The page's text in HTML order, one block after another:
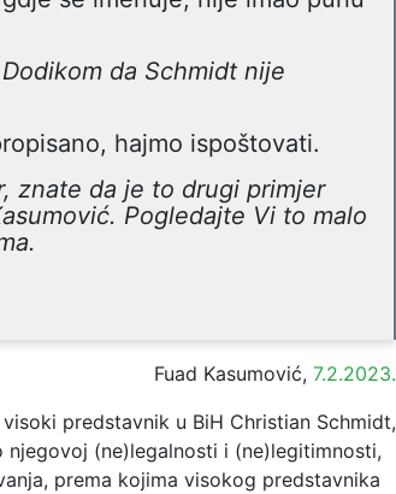
da Schmidt nije
hajmo ispoštovati.
znate da je to drugi primjer
Pogledajte Vi to malo
Fuad Kasumović, 7.2.2023.
predstavnik u BiH Christian Schmidt,
(ne)legalnosti i (ne)legitimnosti,
prema kojima visokog predstavnika